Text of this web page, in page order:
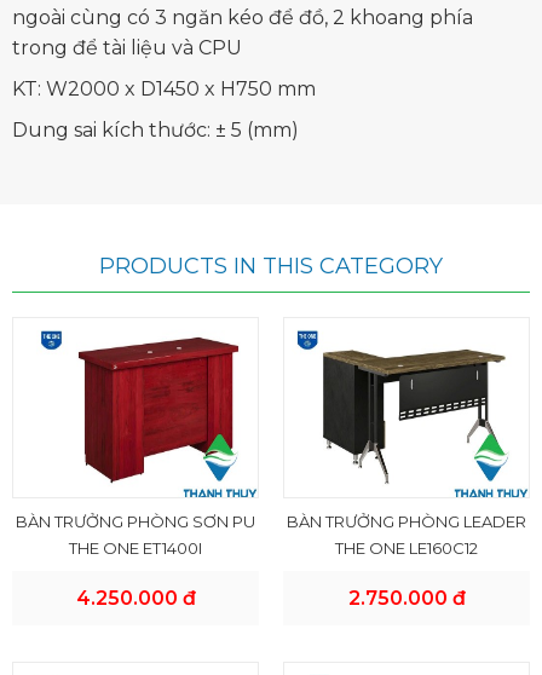
ngoài cùng có 3 ngăn kéo để đồ, 2 khoang phía
trong để tài liệu và CPU
KT: W2000 x D1450 x H750 mm
Dung sai kích thước: ± 5 (mm)
PRODUCTS IN THIS CATEGORY
BÀN TRƯỞNG PHÒNG SƠN PU
THE ONE ET1400I
4.250.000 đ
BÀN TRƯỞNG PHÒNG LEADER
THE ONE LE160C12
2.750.000 đ